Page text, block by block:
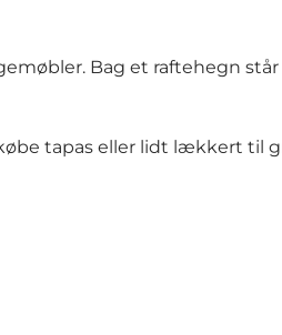
Bag et raftehegn står
tapas eller lidt lækkert til